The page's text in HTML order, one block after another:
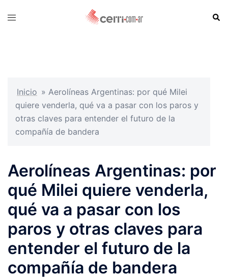
Toggle
Inicio » Aerolíneas Argentinas: por qué Milei
quiere venderla, qué va a pasar con los paros y
otras claves para entender el futuro de la
compañía de bandera
Aerolíneas Argentinas: por
qué Milei quiere venderla,
qué va a pasar con los
paros y otras claves para
entender el futuro de la
compañía de bandera